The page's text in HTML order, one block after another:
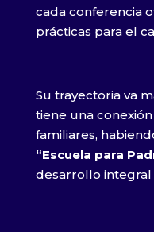
cada conferencia
prácticas para el
Su trayectoria va
tiene una
familiares,
“Escuela para
desarrollo integral